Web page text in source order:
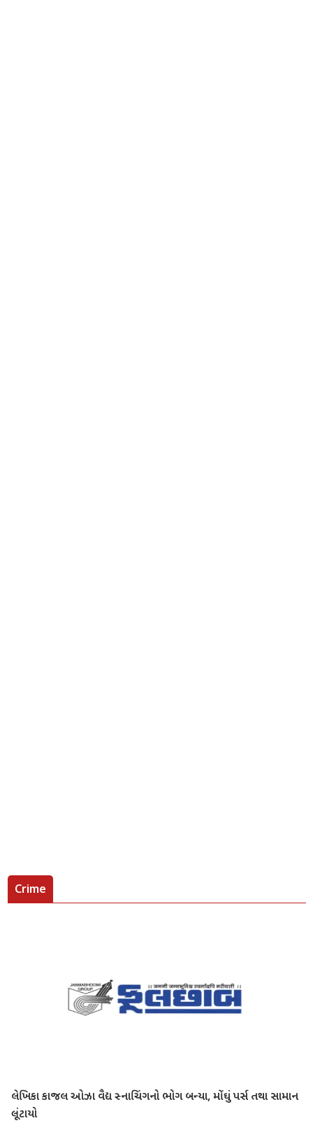
Crime
લેખિકા કાજલ ઓઝા વૈદ્ય સ્નાચિંગનો ભોગ બન્યા, મોંઘું પર્સ તથા સામાન
લૂંટાયો